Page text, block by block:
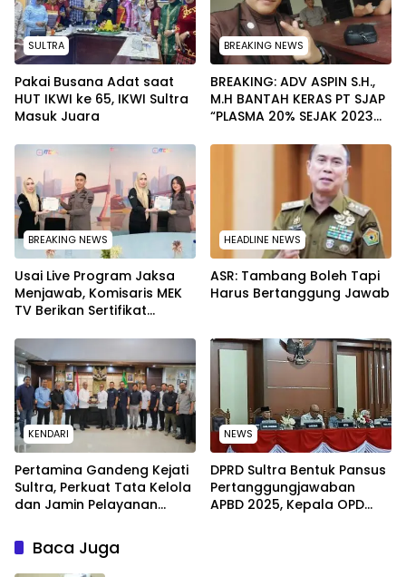
SULTRA
Pakai Busana Adat saat
HUT IKWI ke 65, IKWI Sultra
Masuk Juara
BREAKING NEWS
BREAKING: ADV ASPIN S.H.,
M.H BANTAH KERAS PT SJAP
“PLASMA 20% SEJAK 2023
WARGA WAWOONE!
BREAKING NEWS
Usai Live Program Jaksa
Menjawab, Komisaris MEK
TV Berikan Sertifikat
Kejari Muna
HEADLINE NEWS
ASR: Tambang Boleh Tapi
Harus Bertanggung Jawab
KENDARI
Pertamina Gandeng Kejati
Sultra, Perkuat Tata Kelola
dan Jamin Pelayanan
NEWS
DPRD Sultra Bentuk Pansus
Pertanggungjawaban
APBD 2025, Kepala OPD
Baca Juga